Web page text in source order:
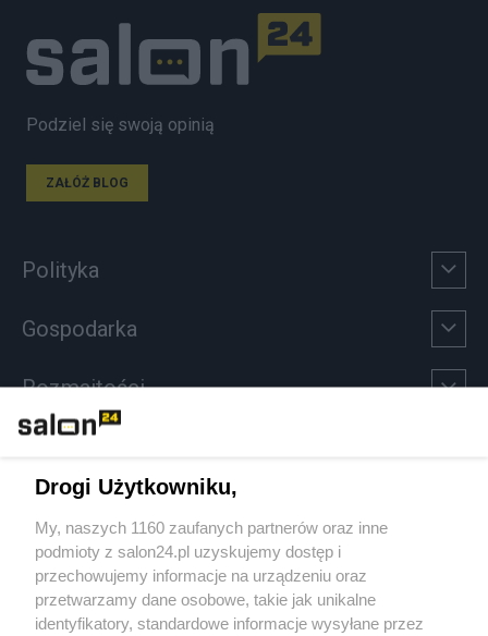
Podziel się swoją opinią
ZAŁÓŻ BLOG
Polityka
Gospodarka
Rozmaitości
Sport
Społeczeństwo
Kultura
Drogi Użytkowniku,
My, naszych 1160 zaufanych partnerów oraz inne
podmioty z salon24.pl uzyskujemy dostęp i
przechowujemy informacje na urządzeniu oraz
przetwarzamy dane osobowe, takie jak unikalne
identyfikatory, standardowe informacje wysyłane przez